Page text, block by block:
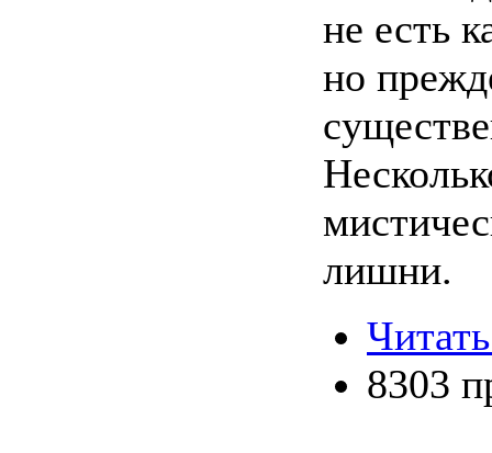
не есть
но
лишни.
8303